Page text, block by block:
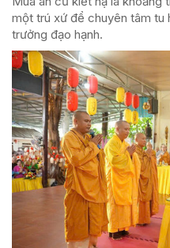
một trú xứ để chuyên tâm tu
trưởng đạo hạnh.